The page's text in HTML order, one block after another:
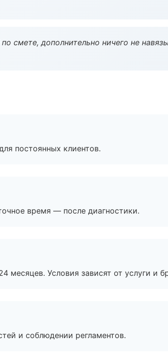
смете, дополнительно ничего не
постоянных клиентов.
время — после диагностики.
Условия зависят от услуги и
и соблюдении регламентов.